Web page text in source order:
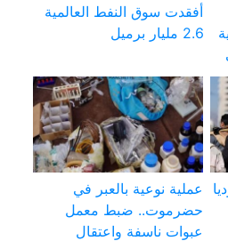
أفقدت سوق النفط العالمية
2.6 مليار برميل
عملية نوعية بالعبر في
حضرموت.. ضبط معمل
عبوات ناسفة واعتقال